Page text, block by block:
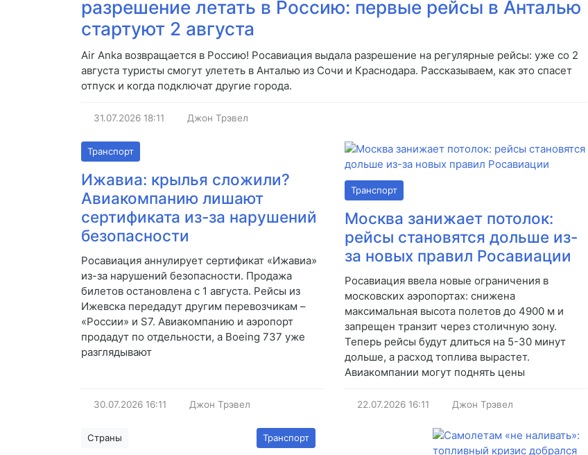
разрешение летать в Россию: первые рейсы в Анталью
стартуют 2 августа
Air Anka возвращается в Россию! Росавиация выдала разрешение на регулярные рейсы: уже со 2
августа туристы смогут улететь в Анталью из Сочи и Краснодара. Рассказываем, как это спасет
отпуск и когда подключат другие города.
31.07.2026 18:11 Джон Трэвел
Транспорт
Ижавиа: крылья сложили?
Авиакомпанию лишают
сертификата из-за нарушений
безопасности
Росавиация аннулирует сертификат «Ижавиа»
из-за нарушений безопасности. Продажа
билетов остановлена с 1 августа. Рейсы из
Ижевска передадут другим перевозчикам –
«России» и S7. Авиакомпанию и аэропорт
продадут по отдельности, а Boeing 737 уже
разглядывают
30.07.2026 16:11 Джон Трэвел
Транспорт
Москва занижает потолок:
рейсы становятся дольше из-
за новых правил Росавиации
Росавиация ввела новые ограничения в
московских аэропортах: снижена
максимальная высота полетов до 4900 м и
запрещен транзит через столичную зону.
Теперь рейсы будут длиться на 5-30 минут
дольше, а расход топлива вырастет.
Авиакомпании могут поднять цены
22.07.2026 16:11 Джон Трэвел
Страны Транспорт